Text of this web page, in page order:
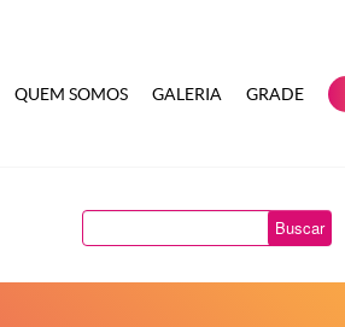
QUEM SOMOS GALERIA GRADE
Buscar